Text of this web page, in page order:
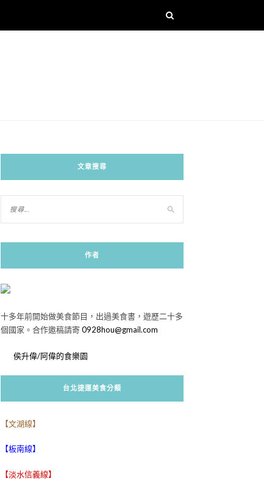
文章搜尋
作者
十多年前開始做美食節目，出過美食書，遊歷二十多
個國家。合作邀稿請寄0928hou@gmail.com
侯升偉/阿偉的食樂園
台北捷運美食分類
【文湖線】
【板南線】
【淡水信義線】